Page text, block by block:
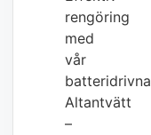
rengöring
med
vår
batteridrivna
Altantvätt
–